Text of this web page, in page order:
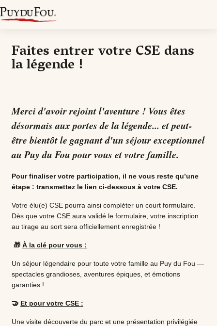
Faites entrer votre CSE dans
la légende !
Merci d'avoir rejoint l'aventure ! Vous êtes
désormais aux portes de la légende... et peut-
être bientôt le gagnant d'un séjour exceptionnel
au Puy du Fou pour vous et votre famille.
Pour finaliser votre participation, il ne vous reste qu’une
étape : transmettez le lien ci-dessous à votre CSE.
Votre élu(e) CSE pourra ainsi compléter un court formulaire.
Dès que votre CSE aura validé le formulaire, votre inscription
au tirage au sort sera officiellement enregistrée !
🎁 À la clé pour vous :
Un séjour légendaire pour toute votre famille au Puy du Fou —
spectacles grandioses, aventures épiques, et émotions
garanties !
🤝 Et pour votre CSE :
Une visite découverte du parc et une présentation privilégiée